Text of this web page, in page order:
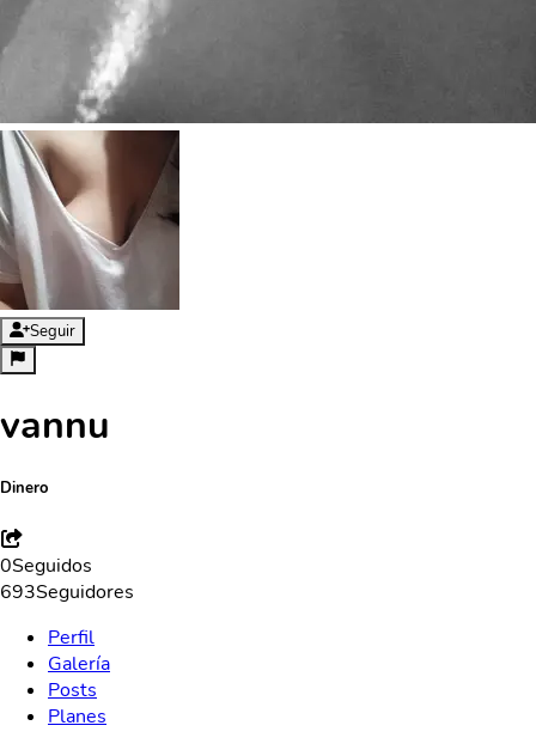
Seguir
vannu
Dinero
0Seguidos
693Seguidores
Perfil
Galería
Posts
Planes